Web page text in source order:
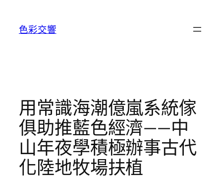
色彩交響
用常識海潮億嵐系統傢
俱助推藍色經濟——中
山年夜學積極辦事古代
化陸地牧場扶植